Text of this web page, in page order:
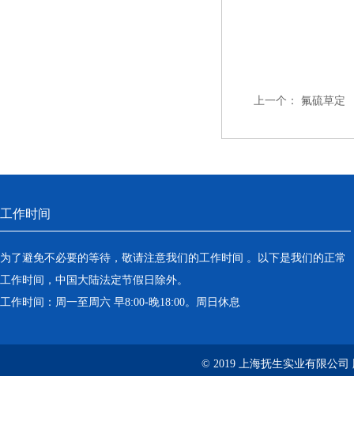
上一个： 氟硫草定
工作时间
为了避免不必要的等待，敬请注意我们的工作时间 。以下是我们的正常
工作时间，中国大陆法定节假日除外。
工作时间：周一至周六 早8:00-晚18:00。周日休息
© 2019 上海抚生实业有限公司